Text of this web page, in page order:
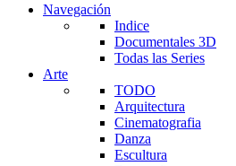
Navegación
Indice
Documentales 3D
Todas las Series
Arte
TODO
Arquitectura
Cinematografia
Danza
Escultura